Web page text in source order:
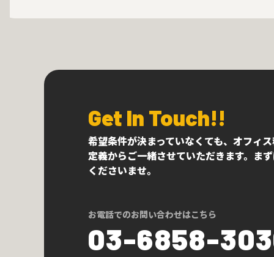
Get In Touch!!
希望条件が決まっていなくても、オフィ
定義からご一緒させていただきます。ま
くださいませ。
お電話でのお問い合わせはこちら
03-6858-